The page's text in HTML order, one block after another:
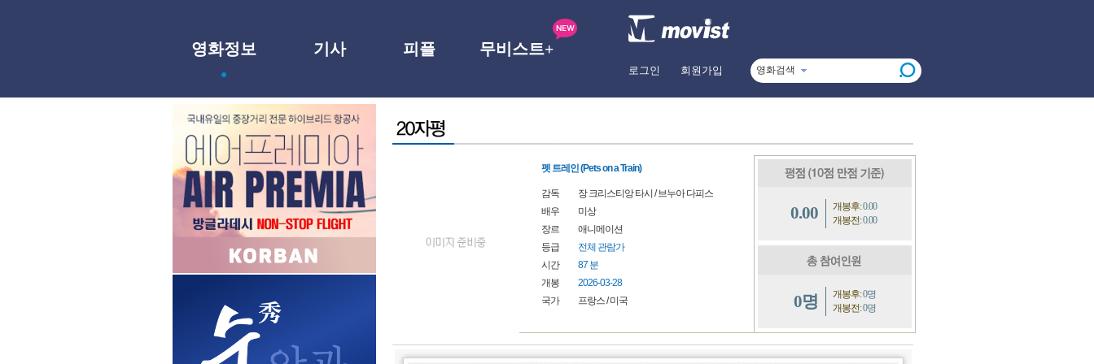
영화정보 기사 피플 무비스트+
로그인 회원가입 영화검색
펫 트레인 (Pets on a Train)
감독 장 크리스티앙 타시 /브누아 다피스
배우
미상
장르
애니메이션
등급
전체 관람가
시간
87 분
개봉
2026-03-28
국가
프랑스/미국
0.00 개봉후:0.00
개봉전:0.00
0명 개봉후:0명
개봉전:0명